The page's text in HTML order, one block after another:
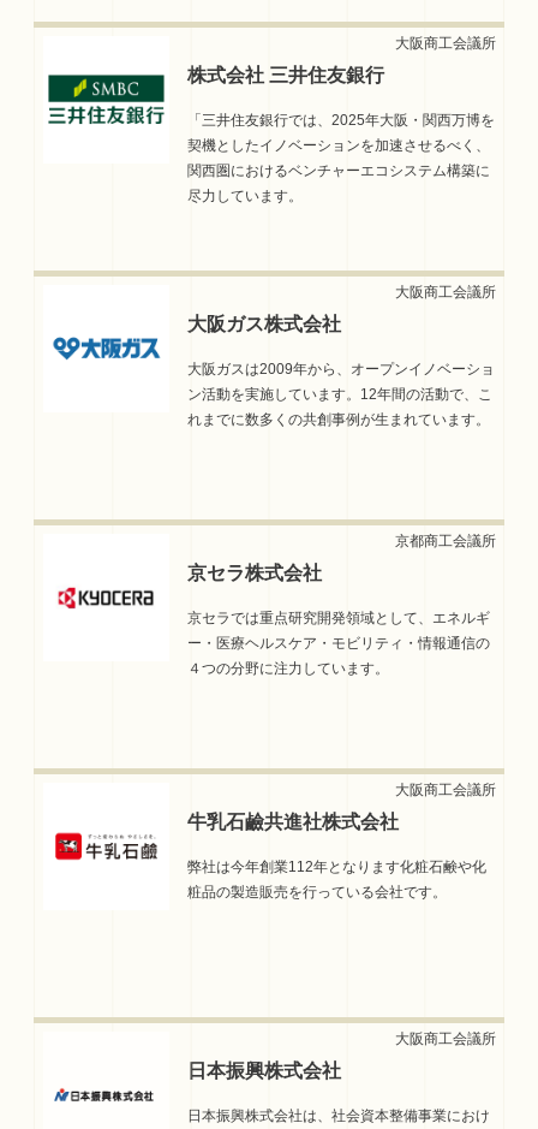
日本振興株式会社
日本振興株式会社は、社会資本整備事業におけ
京セラ株式会社
京セラでは重点研究開発領域として、エネルギ
ー・医療ヘルスケア・モビリティ・情報通信の
４つの分野に注力しています。
牛乳石鹼共進社株式会社
弊社は今年創業112年となります化粧石鹸や化
粧品の製造販売を行っている会社です。
大阪ガス株式会社
大阪ガスは2009年から、オープンイノベーショ
ン活動を実施しています。12年間の活動で、こ
れまでに数多くの共創事例が生まれています。
株式会社 三井住友銀行
「三井住友銀行では、2025年大阪・関西万博を
契機としたイノベーションを加速させるべく、
関西圏におけるベンチャーエコシステム構築に
尽力しています。